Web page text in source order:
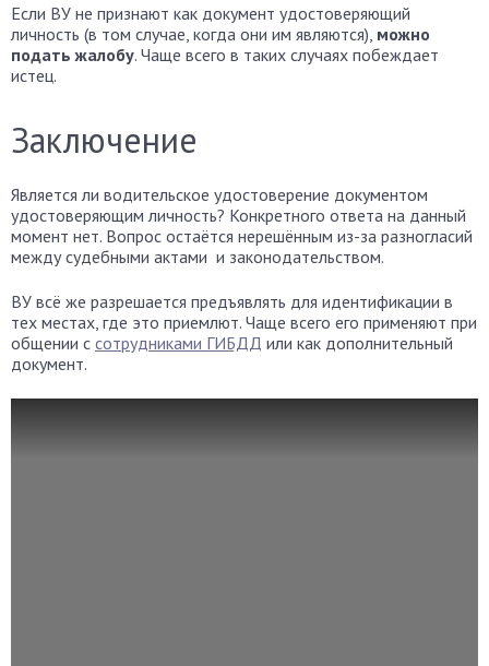
Если ВУ не признают как документ удостоверяющий
личность (в том случае, когда они им являются), можно
подать жалобу. Чаще всего в таких случаях побеждает
истец.
Заключение
Является ли водительское удостоверение документом
удостоверяющим личность? Конкретного ответа на данный
момент нет. Вопрос остаётся нерешённым из-за разногласий
между судебными актами и законодательством.
ВУ всё же разрешается предъявлять для идентификации в
тех местах, где это приемлют. Чаще всего его применяют при
общении с сотрудниками ГИБДД или как дополнительный
документ.